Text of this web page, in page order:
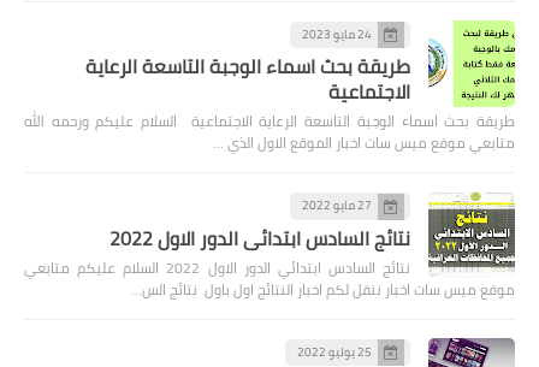
24 مايو 2023
طريقة بحث اسماء الوجبة التاسعة الرعاية
الاجتماعية
طريقة بحث اسماء الوجبة التاسعة الرعاية الاجتماعية السلام عليكم ورحمه الله
متابعي موقع ميس سات اخبار الموقع الاول الذي …
27 مايو 2022
نتائج السادس ابتدائي الدور الاول 2022
نتائج السادس ابتدائي الدور الاول 2022 السلام عليكم متابعي
موقع ميس سات اخبار ننقل لكم اخبار النتائج اول باول نتائج الس…
25 يوليو 2022